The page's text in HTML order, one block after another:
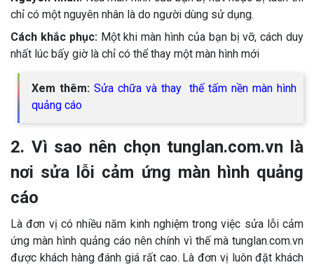
chỉ có một nguyên nhân là do người dùng sử dụng.
Cách khắc phục: Một khi màn hình của bạn bị vỡ, cách duy
nhất lúc bấy giờ là chỉ có thể thay một màn hình mới
Xem thêm: Sửa chữa và thay thế tấm nền màn hình
quảng cáo
2. Vì sao nên chọn tunglan.com.vn là
nơi sửa lỗi cảm ứng màn hình quảng
cáo
Là đơn vị có nhiều năm kinh nghiệm trong việc sửa lỗi cảm
ứng màn hình quảng cáo nên chính vì thế mà tunglan.com.vn
được khách hàng đánh giá rất cao. Là đơn vị luôn đặt khách